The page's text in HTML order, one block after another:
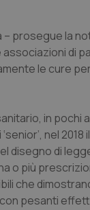
– prosegue la
di
le cure
in pochi
nel 2018
disegno di
o più
che
pesanti